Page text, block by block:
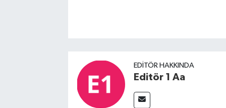
EDITÖR HAKKINDA
Editör 1 Aa